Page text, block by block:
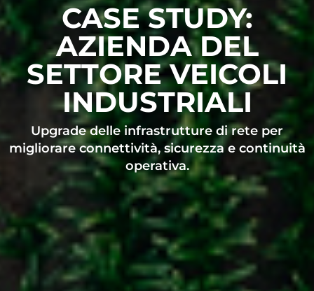
CASE STUDY:
AZIENDA DEL
SETTORE VEICOLI
INDUSTRIALI
Upgrade delle infrastrutture di rete per
migliorare connettività, sicurezza e continuità
operativa.